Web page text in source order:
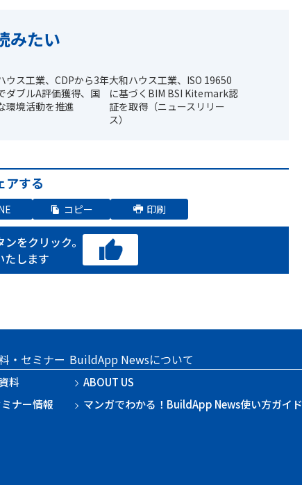
みたい
ウス工業、CDPから3年
ダブルA評価獲得、国
環境活動を推進
大和ハウス工業、ISO 19650
に基づくBIM BSI Kitemark認
証を取得（ニュースリリー
ス）
アする
コピー 印刷
をクリック。
たします
・セミナー
料
ナー情報
BuildApp Newsについて
ABOUT US
マンガでわかる！BuildApp News使い方ガイド